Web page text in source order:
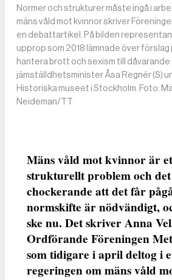
Normer och strukturer måste ingå i
mäns våld mot kvinnor skriver
en debattartikel. På bilden
upprop som 2018 lämnade över
hantera brott och sexism till dåvarande
jämställdhetsminister Åsa Regnér (S)
Historiska museet i Stockholm. Foto:
Neideman/TT
Mäns våld mot kvinnor är
strukturellt problem och
chockerande att det får
normskifte är nödvändigt,
ske nu. Det skriver Anna
Ordförande Föreningen
som tidigare i april deltog i
regeringen om mäns våld